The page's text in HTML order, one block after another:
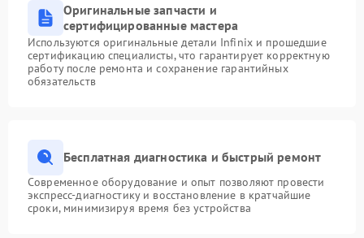
Оригинальные запчасти и
сертифицированные мастера
Используются оригинальные детали Infinix и прошедшие
сертификацию специалисты, что гарантирует корректную
работу после ремонта и сохранение гарантийных
обязательств
Бесплатная диагностика и быстрый ремонт
Современное оборудование и опыт позволяют провести
экспресс-диагностику и восстановление в кратчайшие
сроки, минимизируя время без устройства